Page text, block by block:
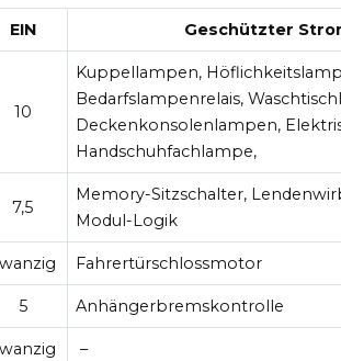
EIN Geschützter
10
Kuppellampen,
Bedarfslampenrelais,
Deckenkonsolenlampen,
Handschuhfachlampe,
7,5
Memory-Sitzschalter,
Modul-Logik
Fahrertürschlossmotor
5 Anhängerbremskontrolle
–